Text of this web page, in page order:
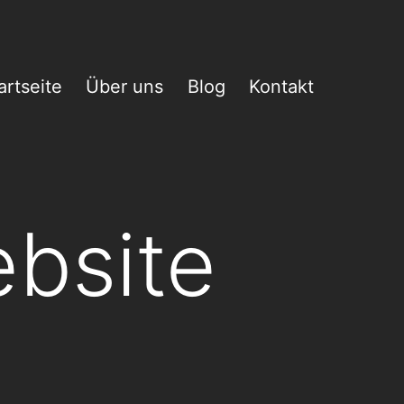
Über uns Blog Kontakt